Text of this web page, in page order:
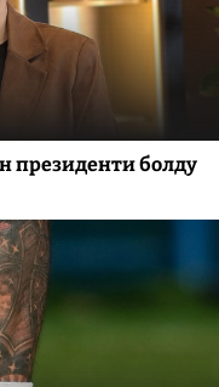
президенти болду